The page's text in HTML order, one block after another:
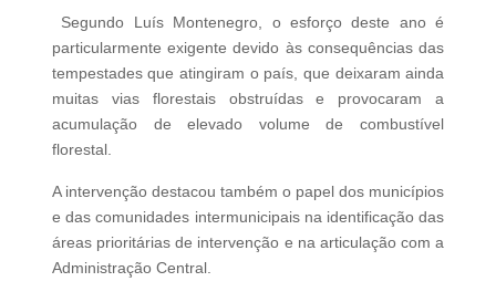
Segundo Luís Montenegro, o esforço deste ano é
particularmente exigente devido às consequências das
tempestades que atingiram o país, que deixaram ainda
muitas vias florestais obstruídas e provocaram a
acumulação de elevado volume de combustível
florestal.
A intervenção destacou também o papel dos municípios
e das comunidades intermunicipais na identificação das
áreas prioritárias de intervenção e na articulação com a
Administração Central.